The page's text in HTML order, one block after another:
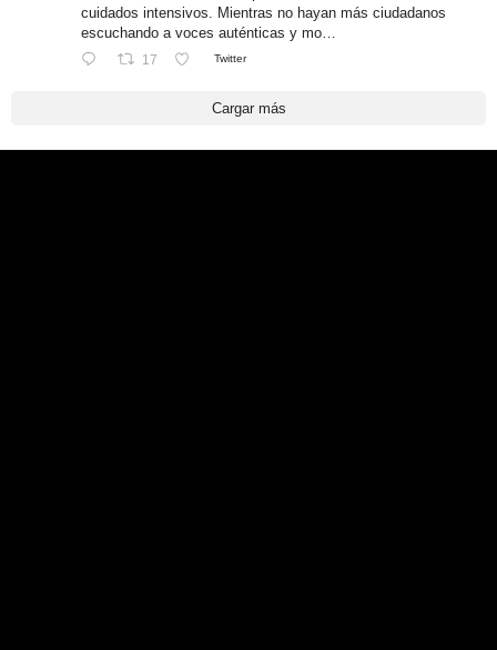
cuidados intensivos. Mientras no hayan más ciudadanos
escuchando a voces auténticas y mo…
17 Twitter
Cargar más